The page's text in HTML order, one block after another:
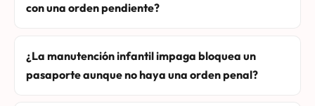
con una orden pendiente?
¿La manutención infantil impaga bloquea un
pasaporte aunque no haya una orden penal?